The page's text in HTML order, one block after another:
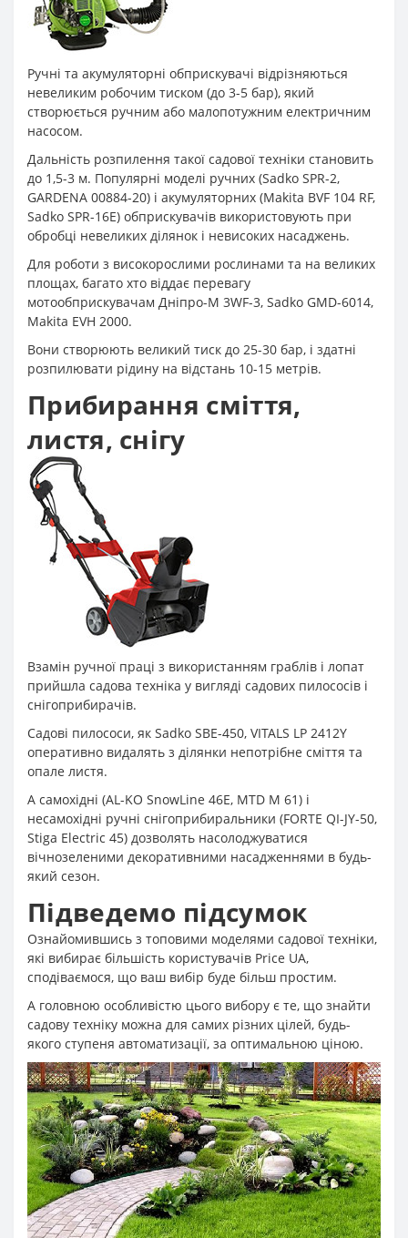
Ручні та акумуляторні обприскувачі відрізняються
невеликим робочим тиском (до 3-5 бар), який
створюється ручним або малопотужним електричним
насосом.
Дальність розпилення такої садової техніки становить
до 1,5-3 м. Популярні моделі ручних (Sadko SPR-2,
GARDENA 00884-20) і акумуляторних (Makita BVF 104 RF,
Sadko SPR-16E) обприскувачів використовують при
обробці невеликих ділянок і невисоких насаджень.
Для роботи з високорослими рослинами та на великих
площах, багато хто віддає перевагу
мотообприскувачам Дніпро-М 3WF-3, Sadko GMD-6014,
Makita EVH 2000.
Вони створюють великий тиск до 25-30 бар, і здатні
розпилювати рідину на відстань 10-15 метрів.
Прибирання сміття,
листя, снігу
Взамін ручної праці з використанням граблів і лопат
прийшла садова техніка у вигляді садових пилососів і
снігоприбирачів.
Садові пилососи, як Sadko SBE-450, VITALS LP 2412Y
оперативно видалять з ділянки непотрібне сміття та
опале листя.
А самохідні (AL-KO SnowLine 46E, MTD M 61) і
несамохідні ручні снігоприбиральники (FORTE QI-JY-50,
Stiga Electric 45) дозволять насолоджуватися
вічнозеленими декоративними насадженнями в будь-
який сезон.
Підведемо підсумок
Ознайомившись з топовими моделями садової техніки,
які вибирає більшість користувачів Price UA,
сподіваємося, що ваш вибір буде більш простим.
А головною особливістю цього вибору є те, що знайти
садову техніку можна для самих різних цілей, будь-
якого ступеня автоматизації, за оптимальною ціною.